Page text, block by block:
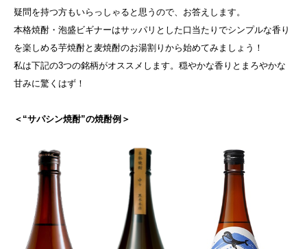
疑問を持つ方もいらっしゃると思うので、お答えします。
本格焼酎・泡盛ビギナーはサッパリとした口当たりでシンプルな香り
を楽しめる芋焼酎と麦焼酎のお湯割りから始めてみましょう！
私は下記の3つの銘柄がオススメします。穏やかな香りとまろやかな
甘みに驚くはず！
＜“サパシン焼酎”の焼酎例＞